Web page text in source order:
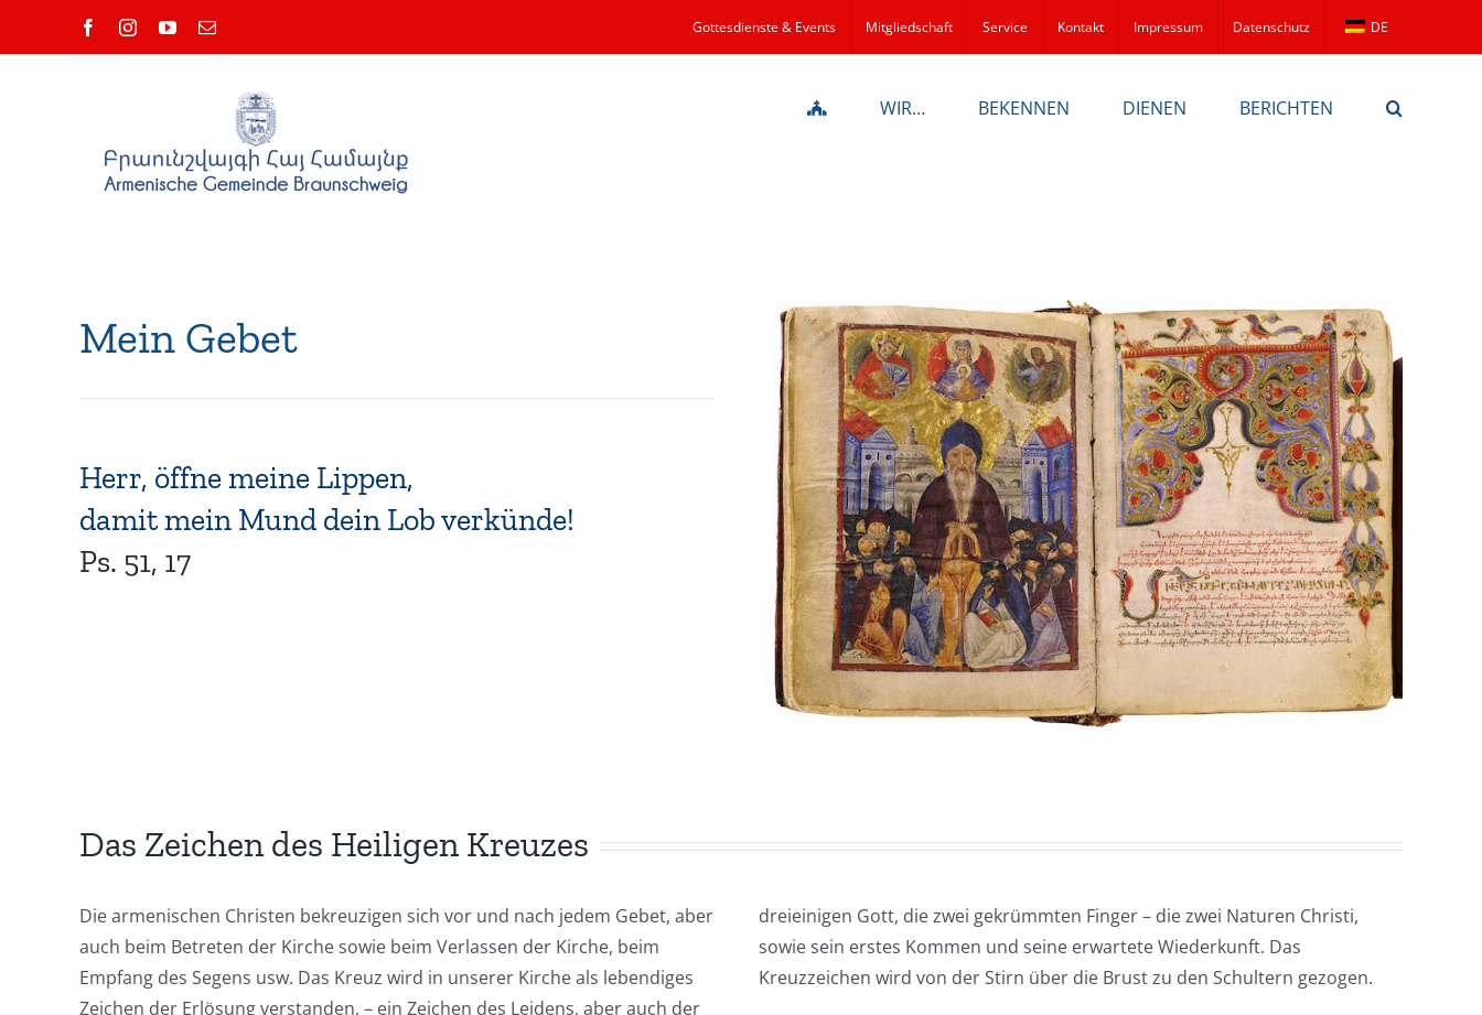
FacebookInstagramYouTube
E-
Gottesdienste & Events Mitgliedschaft Service Kontakt Impressum Datenschutz DE
WIR… BEKENNEN DIENEN BERICHTEN
Mein Gebet
Herr, öffne meine Lippen,
damit mein Mund dein Lob verkünde!
Ps. 51, 17
Das Zeichen des Heiligen Kreuzes
Die armenischen Christen bekreuzigen sich vor und nach jedem Gebet, aber
auch beim Betreten der Kirche sowie beim Verlassen der Kirche, beim
Empfang des Segens usw. Das Kreuz wird in unserer Kirche als lebendiges
Zeichen der Erlösung verstanden, – ein Zeichen des Leidens, aber auch der
dreieinigen Gott, die zwei gekrümmten Finger – die zwei Naturen Christi,
sowie sein erstes Kommen und seine erwartete Wiederkunft. Das
Kreuzzeichen wird von der Stirn über die Brust zu den Schultern gezogen.